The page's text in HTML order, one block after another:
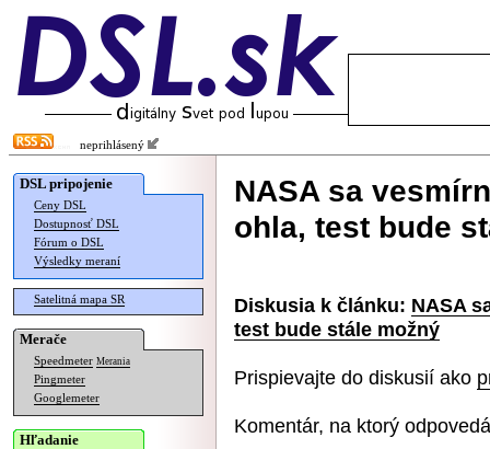
neprihlásený
DSL pripojenie
Ceny DSL
Dostupnosť DSL
Fórum o DSL
Výsledky meraní
Satelitná mapa SR
Merače
Speedmeter Merania
Pingmeter
Googlemeter
Hľadanie
NASA sa
ohla, test bude
Diskusia k článku: NASA
test bude stále možný
Prispievajte do diskusií ako
Komentár, na ktorý